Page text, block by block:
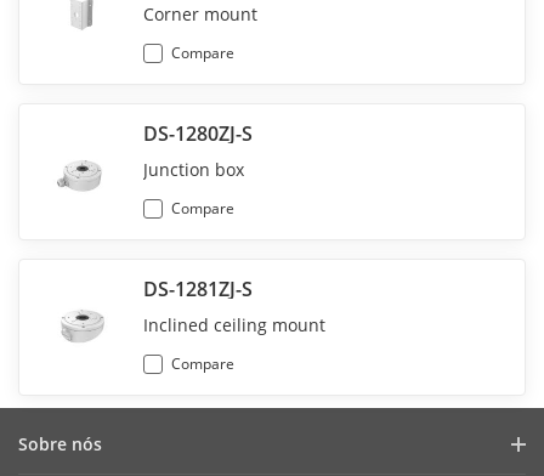
Corner mount
Compare
DS-1280ZJ-S
Junction box
Compare
DS-1281ZJ-S
Inclined ceiling mount
Compare
Sobre nós